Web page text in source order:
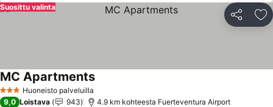
Jaa
Suosittu valinta
3 Tähtiluokitus
Huoneisto palveluilla
MC ApartmentsKatso hinnat
9,0 Loistava 943 4.9 km kohteesta Fuerteventura Airport